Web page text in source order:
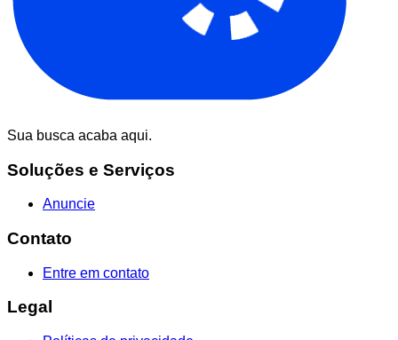
Sua busca acaba aqui.
Soluções e Serviços
Anuncie
Contato
Entre em contato
Legal